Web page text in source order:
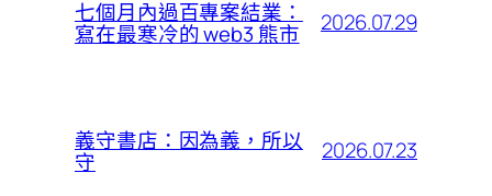
七個月內過百專案結業：
寫在最寒冷的 web3 熊市 2026.07.29
義守書店：因為義，所以
守 2026.07.23